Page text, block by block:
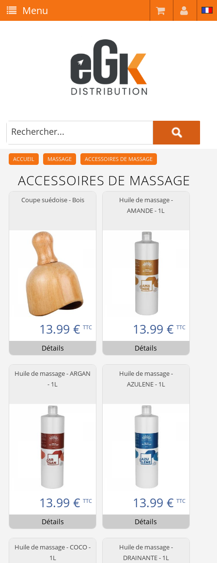
Menu
ACCUEIL MASSAGE ACCESSOIRES DE MASSAGE
ACCESSOIRES DE MASSAGE
Coupe suédoise - Bois
13.99 € TTC
Détails
Huile de massage -
AMANDE - 1L
13.99 € TTC
Détails
Huile de massage - ARGAN
- 1L
13.99 € TTC
Détails
Huile de massage -
AZULENE - 1L
13.99 € TTC
Détails
Huile de massage - COCO -
1L
Huile de massage -
DRAINANTE - 1L